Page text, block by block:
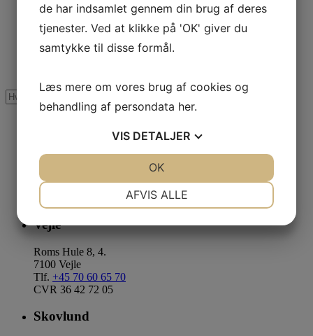
Send
Vejle
Roms Hule 8, 4.
7100 Vejle
Tlf. +45 70 60 65 70
CVR 36 42 72 05
Skovlund
de har indsamlet gennem din brug af deres
tjenester. Ved at klikke på 'OK' giver du
samtykke til disse formål.
Læs mere om vores brug af cookies og
behandling af persondata her.
VIS DETALJER
AFVIS ALLE
OK